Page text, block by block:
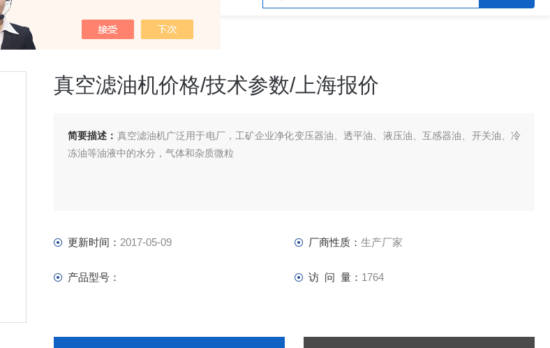
机价格/技术参数/上海报价
真空滤油机价格/技术参数/上海报价
简要描述： 真空滤油机广泛用于电厂，工矿企业净化变压器油、透平油、液压油、互感器油、开关油、冷
冻油等油液中的水分，气体和杂质微粒
更新时间： 2017-05-09 厂商性质： 生产厂家
产品型号： 访 问 量： 1764